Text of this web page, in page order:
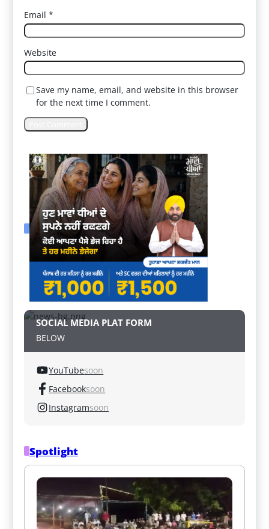
Email*
Website
Save my name, email, and website in this browser
for the next time I comment.
SOCIAL MEDIA PLAT FORM
BELOW
YouTubesoon
Facebooksoon
Instagramsoon
Spotlight